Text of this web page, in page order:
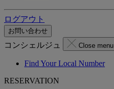
ログアウト
お問い合わせ
コンシェルジュ Close menu
Find Your Local Number
RESERVATION